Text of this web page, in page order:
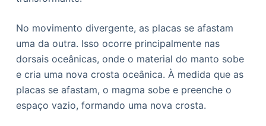
No movimento divergente, as placas se afastam
uma da outra. Isso ocorre principalmente nas
dorsais oceânicas, onde o material do manto sobe
e cria uma nova crosta oceânica. À medida que as
placas se afastam, o magma sobe e preenche o
espaço vazio, formando uma nova crosta.